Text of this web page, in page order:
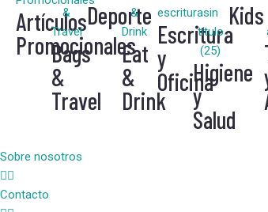
Artículos
Promocionales
Bags
&
Travel
Deporte
Eat
&
Drink
Escritura
y
OficinaHigiene
y
Salud
Kids
Sobre nosotros
Contacto